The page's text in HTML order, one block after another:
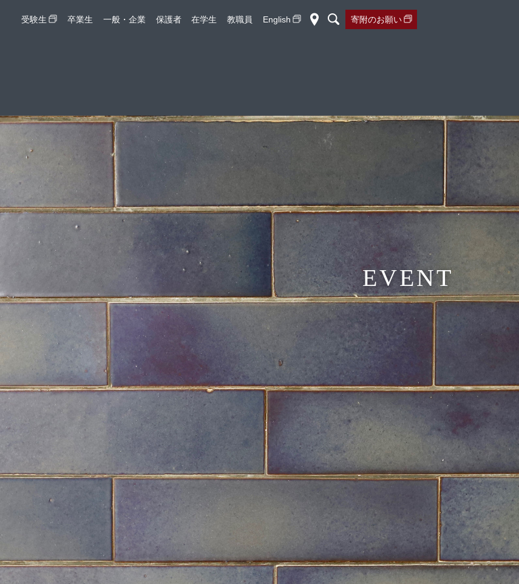
受験生 卒業生 一般・企業 保護者 在学生 教職員 English 寄附のお願い
EVENT